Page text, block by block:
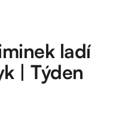
ladí
| Týden